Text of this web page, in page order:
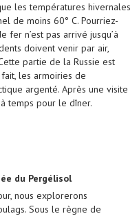
les températures hivernales
de moins 60° C. Pourriez-
fer n’est pas arrivé jusqu’à
doivent venir par air,
partie de la Russie est
les armoiries de
argenté. Après une visite
temps pour le dîner.
du Pergélisol
nous explorerons
Sous le règne de